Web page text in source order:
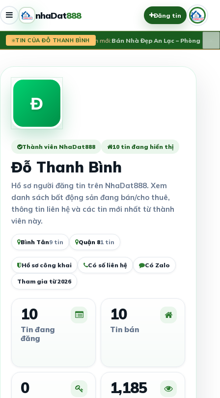
nhaDat888 Đăng tin
TIN CỦA ĐỖ THANH BÌNHTin mới:Bán Nhà Đẹp An Lạc – Phòng
Đ
Thành viên NhaDat888 10 tin đang hiển thị
Đỗ Thanh Bình
Hồ sơ người đăng tin trên NhaDat888. Xem
danh sách bất động sản đang bán/cho thuê,
thông tin liên hệ và các tin mới nhất từ thành
viên này.
Bình Tân9 tin Quận 81 tin
Hồ sơ công khai Có số liên hệ Có Zalo
Tham gia từ 2026
10
Tin đang
đăng
10
Tin bán
0 1,185